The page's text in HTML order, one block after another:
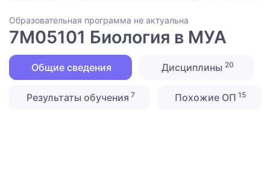
Образовательная программа не актуальна
7M05101 Биология в МУА
Общие сведения Дисциплины 20
Результаты обучения 7 Похожие ОП 15